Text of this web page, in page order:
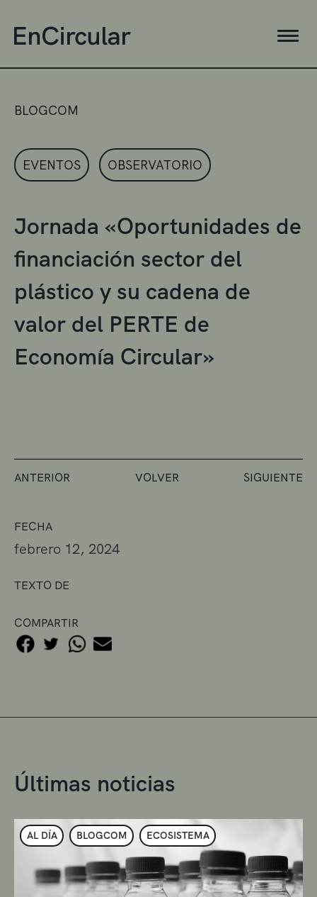
FECHA
febrero 12, 2024
TEXTO DE
COMPARTIR
BLOGCOM
EVENTOS OBSERVATORIO
Jornada «Oportunidades de
financiación sector del
plástico y su cadena de
valor del PERTE de
Economía Circular»
ANTERIOR VOLVER SIGUIENTE
Últimas noticias
AL DÍA BLOGCOM ECOSISTEMA